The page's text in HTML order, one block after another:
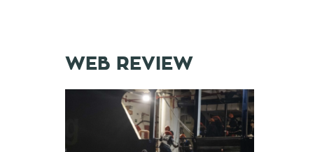
WEB REVIEW